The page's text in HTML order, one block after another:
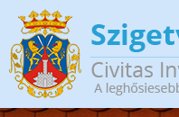
Ugrás a tartalomra